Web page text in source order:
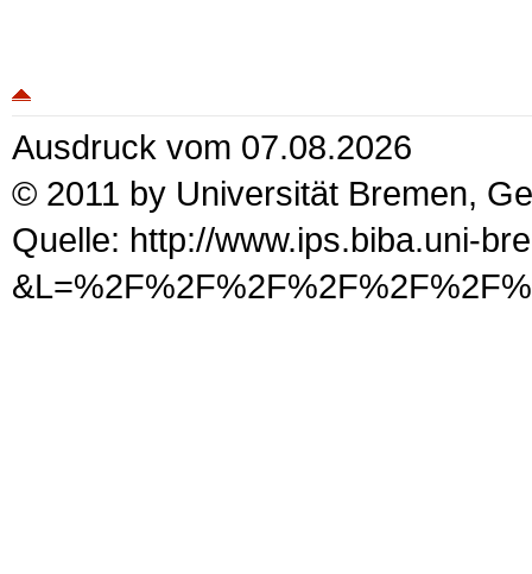
Ausdruck vom 07.08.2026
© 2011 by Universität Bremen,
Quelle: http://www.ips.biba.uni-